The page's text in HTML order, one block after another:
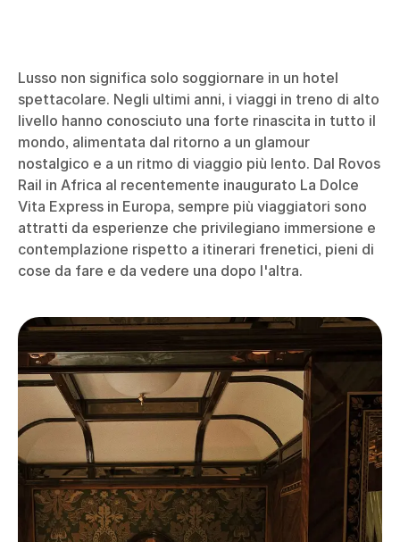
Lusso non significa solo soggiornare in un hotel
spettacolare. Negli ultimi anni, i viaggi in treno di alto
livello hanno conosciuto una forte rinascita in tutto il
mondo, alimentata dal ritorno a un glamour
nostalgico e a un ritmo di viaggio più lento. Dal Rovos
Rail in Africa al recentemente inaugurato La Dolce
Vita Express in Europa, sempre più viaggiatori sono
attratti da esperienze che privilegiano immersione e
contemplazione rispetto a itinerari frenetici, pieni di
cose da fare e da vedere una dopo l'altra.